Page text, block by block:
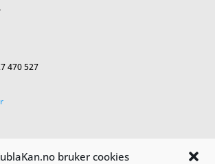
bruker cookies
470 527